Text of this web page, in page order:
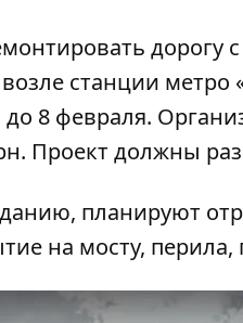
дорогу
станции метро
8 февраля.
Проект должны
планируют
на мосту,